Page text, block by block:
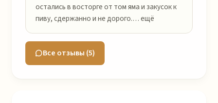
остались в восторге от том яма и закусок к
пиву, сдержанно и не дорого.… ещё
Все отзывы (5)